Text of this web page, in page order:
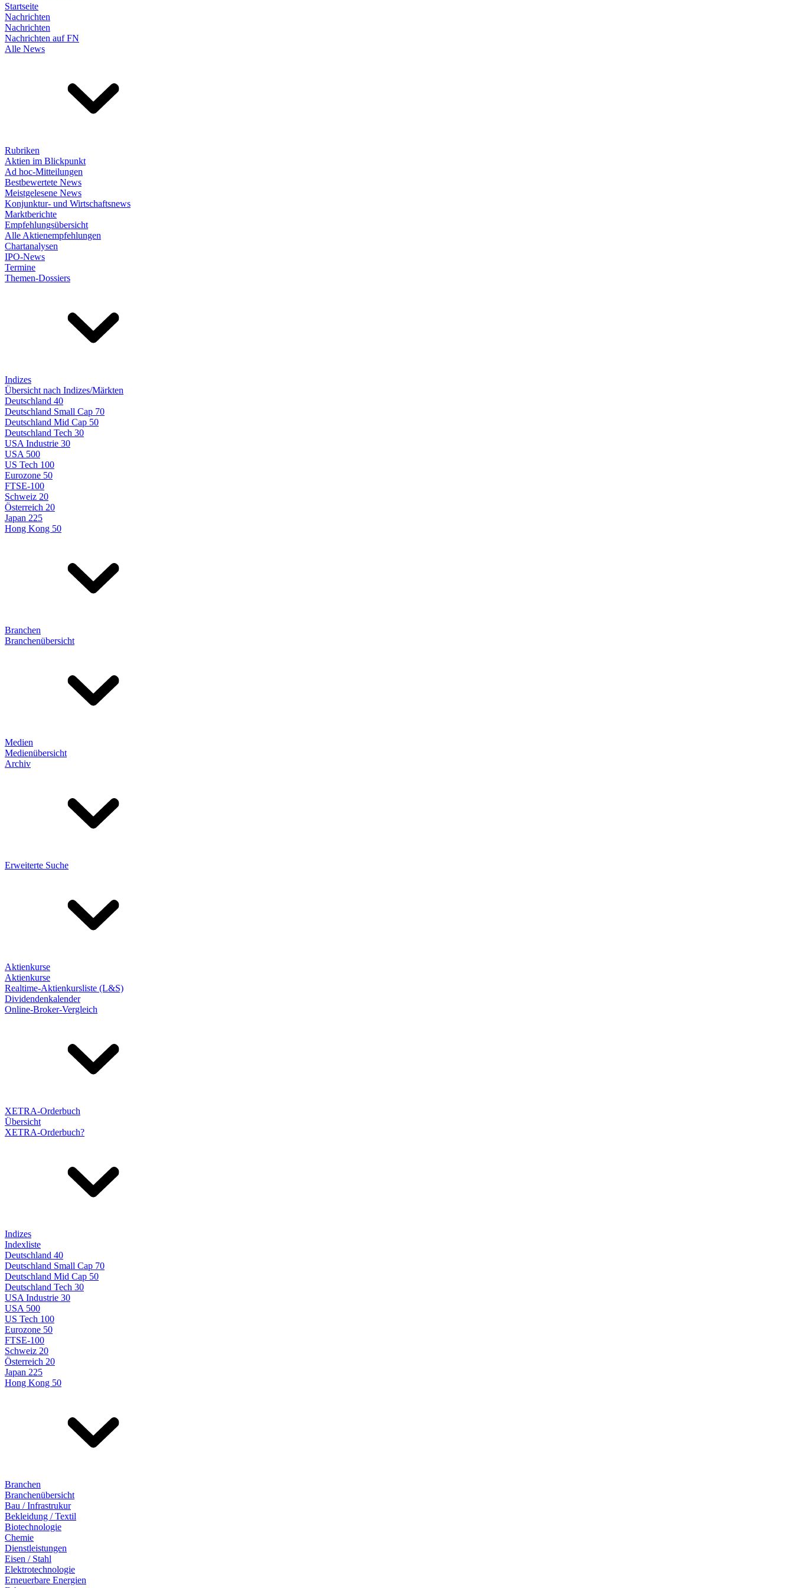
Startseite
Nachrichten
Nachrichten
Nachrichten auf FN
Alle News
Rubriken
Aktien im Blickpunkt
Ad hoc-Mitteilungen
Bestbewertete News
Meistgelesene News
Konjunktur- und Wirtschaftsnews
Marktberichte
Empfehlungsübersicht
Alle Aktienempfehlungen
Chartanalysen
IPO-News
Termine
Themen-Dossiers
Indizes
Übersicht nach Indizes/Märkten
Deutschland 40
Deutschland Small Cap 70
Deutschland Mid Cap 50
Deutschland Tech 30
USA Industrie 30
USA 500
US Tech 100
Eurozone 50
FTSE-100
Schweiz 20
Österreich 20
Japan 225
Hong Kong 50
Branchen
Branchenübersicht
Medien
Medienübersicht
Archiv
Erweiterte Suche
Aktienkurse
Aktienkurse
Realtime-Aktienkursliste (L&S)
Dividendenkalender
Online-Broker-Vergleich
XETRA-Orderbuch
Übersicht
XETRA-Orderbuch?
Indizes
Indexliste
Deutschland 40
Deutschland Small Cap 70
Deutschland Mid Cap 50
Deutschland Tech 30
USA Industrie 30
USA 500
US Tech 100
Eurozone 50
FTSE-100
Schweiz 20
Österreich 20
Japan 225
Hong Kong 50
Branchen
Branchenübersicht
Bau / Infrastrukur
Bekleidung / Textil
Biotechnologie
Chemie
Dienstleistungen
Eisen / Stahl
Elektrotechnologie
Erneuerbare Energien